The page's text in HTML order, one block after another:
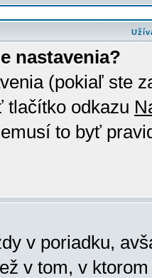
nastavenia?
(pokiaľ ste
tlačítko odkazu
to byť
v poriadku,
v tom, v